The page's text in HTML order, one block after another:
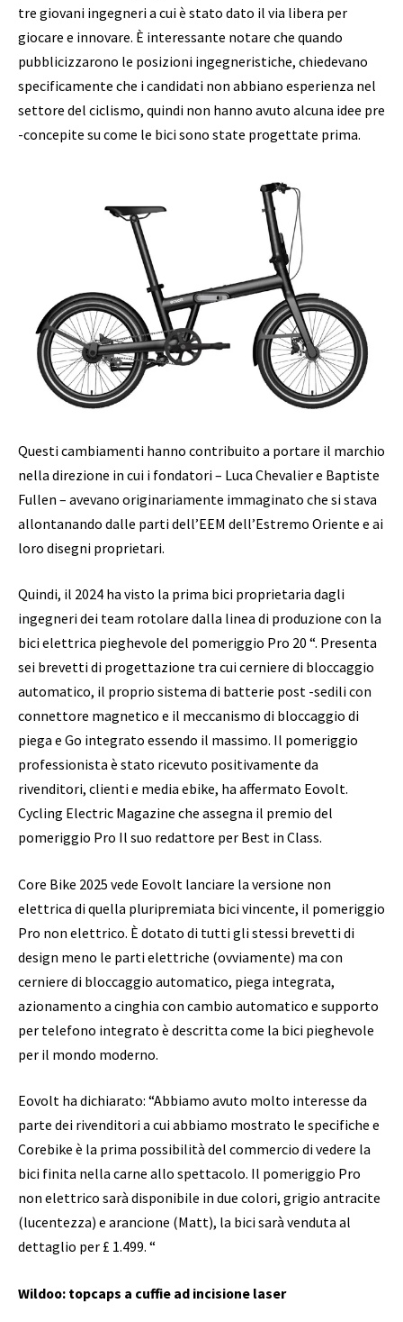
tre giovani ingegneri a cui è stato dato il via libera per
giocare e innovare. È interessante notare che quando
pubblicizzarono le posizioni ingegneristiche, chiedevano
specificamente che i candidati non abbiano esperienza nel
settore del ciclismo, quindi non hanno avuto alcuna idee pre
-concepite su come le bici sono state progettate prima.
Questi cambiamenti hanno contribuito a portare il marchio
nella direzione in cui i fondatori – Luca Chevalier e Baptiste
Fullen – avevano originariamente immaginato che si stava
allontanando dalle parti dell’EEM dell’Estremo Oriente e ai
loro disegni proprietari.
Quindi, il 2024 ha visto la prima bici proprietaria dagli
ingegneri dei team rotolare dalla linea di produzione con la
bici elettrica pieghevole del pomeriggio Pro 20 “. Presenta
sei brevetti di progettazione tra cui cerniere di bloccaggio
automatico, il proprio sistema di batterie post -sedili con
connettore magnetico e il meccanismo di bloccaggio di
piega e Go integrato essendo il massimo. Il pomeriggio
professionista è stato ricevuto positivamente da
rivenditori, clienti e media ebike, ha affermato Eovolt.
Cycling Electric Magazine che assegna il premio del
pomeriggio Pro Il suo redattore per Best in Class.
Core Bike 2025 vede Eovolt lanciare la versione non
elettrica di quella pluripremiata bici vincente, il pomeriggio
Pro non elettrico. È dotato di tutti gli stessi brevetti di
design meno le parti elettriche (ovviamente) ma con
cerniere di bloccaggio automatico, piega integrata,
azionamento a cinghia con cambio automatico e supporto
per telefono integrato è descritta come la bici pieghevole
per il mondo moderno.
Eovolt ha dichiarato: “Abbiamo avuto molto interesse da
parte dei rivenditori a cui abbiamo mostrato le specifiche e
Corebike è la prima possibilità del commercio di vedere la
bici finita nella carne allo spettacolo. Il pomeriggio Pro
non elettrico sarà disponibile in due colori, grigio antracite
(lucentezza) e arancione (Matt), la bici sarà venduta al
dettaglio per £ 1.499. “
Wildoo: topcaps a cuffie ad incisione laser